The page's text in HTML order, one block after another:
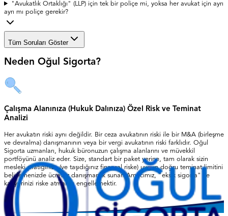
"Avukatlık Ortaklığı" (LLP) için tek bir poliçe mi, yoksa her avukat için ayrı
ayrı mı poliçe gerekir?
Tüm Soruları Göster
Neden Oğul Sigorta?
Çalışma Alanınıza (Hukuk Dalınıza) Özel Risk ve Teminat
Analizi
Her avukatın riski aynı değildir. Bir ceza avukatının riski ile bir M&A (birleşme
ve devralma) danışmanının veya bir vergi avukatının riski farklıdır. Oğul
Sigorta uzmanları, hukuk büronuzun çalışma alanlarını ve müvekkil
portföyünü analiz eder. Size, standart bir paket yerine, tam olarak sizin
mesleki pratiğinize (ve taşıdığınız finansal riske) uygun doğru teminat limitini
belirlemenizde ücretsiz danışmanlık sunar. Amacımız, "eksik sigorta" ile
kariyerinizi riske atmanızı engellemektir.